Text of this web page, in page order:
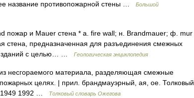
название противопожарной стены …
Большой
и Mauer стена * a. fire wall; н. Brandmauer; ф. mur
стена, предназначенная для разъединения смежных
зданий с целью… …
Геологическая энциклопедия
несгораемого материала, разделяющая смежные
целях. | прил. брандмауэрный, ая, ое. Толковый
1949 1992 …
Толковый словарь Ожегова